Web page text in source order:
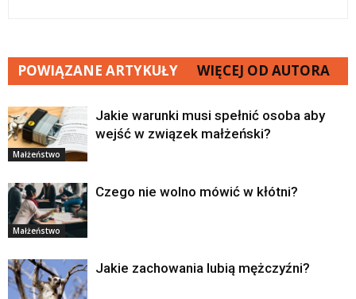
POWIĄZANE ARTYKUŁY WIĘCEJ OD AUTORA
Małżeństwo
Jakie warunki musi spełnić osoba aby
wejść w związek małżeński?
Małżeństwo
Czego nie wolno mówić w kłótni?
Jakie zachowania lubią mężczyźni?